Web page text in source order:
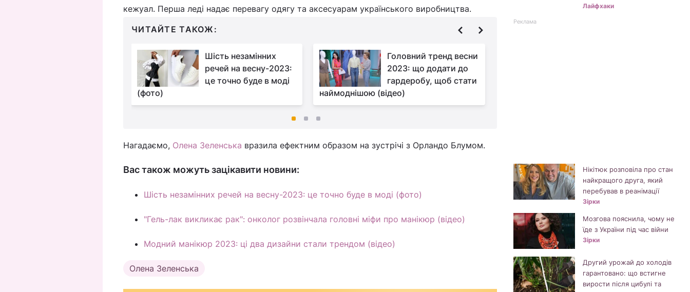
кежуал. Перша леді надає перевагу одягу та аксесуарам українського виробництва.
ЧИТАЙТЕ ТАКОЖ:
Шість незамінних
речей на весну-2023:
це точно буде в моді
(фото)
Головний тренд весни
2023: що додати до
гардеробу, щоб стати
наймоднішою (відео)
Нагадаємо, Олена Зеленська вразила ефектним образом на зустрічі з Орландо Блумом.
Вас також можуть зацікавити новини:
Шість незамінних речей на весну-2023: це точно буде в моді (фото)
"Гель-лак викликає рак": онколог розвінчала головні міфи про манікюр (відео)
Модний манікюр 2023: ці два дизайни стали трендом (відео)
Олена Зеленська
Лайфхаки
Реклама
Нікітюк розповіла про стан
найкращого друга, який
перебував в реанімації
Зірки
Мозгова пояснила, чому не
їде з України під час війни
Зірки
Другий урожай до холодів
гарантовано: що встигне
вирости після цибулі та